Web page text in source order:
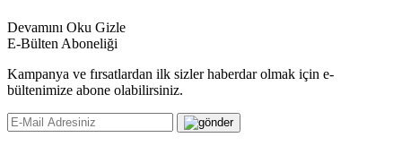
Devamını Oku Gizle
E-Bülten Aboneliği
Kampanya ve fırsatlardan ilk sizler haberdar olmak için e-
bültenimize abone olabilirsiniz.